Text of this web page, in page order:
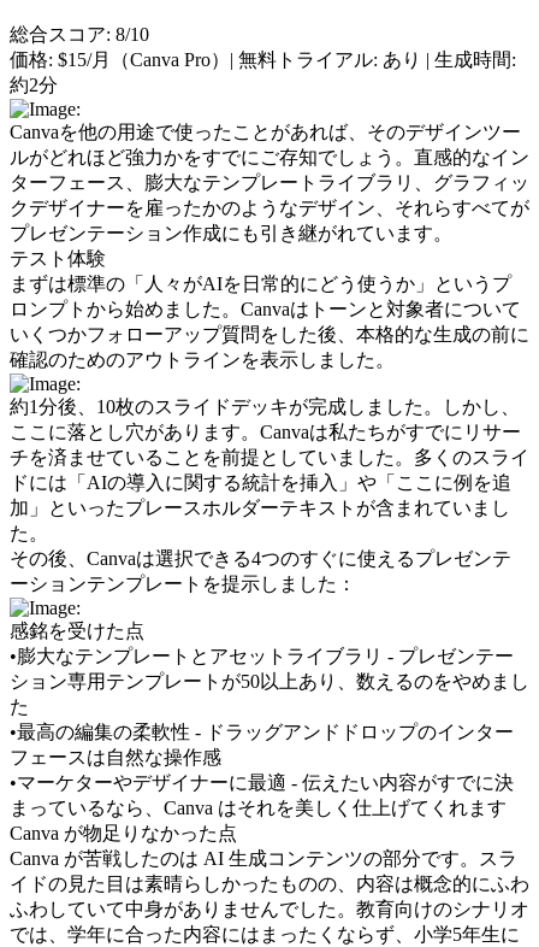
総合スコア: 8/10
価格: $15/月（Canva Pro）| 無料トライアル: あり | 生成時間:
約2分
Canvaを他の用途で使ったことがあれば、そのデザインツー
ルがどれほど強力かをすでにご存知でしょう。直感的なイン
ターフェース、膨大なテンプレートライブラリ、グラフィッ
クデザイナーを雇ったかのようなデザイン、それらすべてが
プレゼンテーション作成にも引き継がれています。
テスト体験
まずは標準の「人々がAIを日常的にどう使うか」というプ
ロンプトから始めました。Canvaはトーンと対象者について
いくつかフォローアップ質問をした後、本格的な生成の前に
確認のためのアウトラインを表示しました。
約1分後、10枚のスライドデッキが完成しました。しかし、
ここに落とし穴があります。Canvaは私たちがすでにリサー
チを済ませていることを前提としていました。多くのスライ
ドには「AIの導入に関する統計を挿入」や「ここに例を追
加」といったプレースホルダーテキストが含まれていまし
た。
その後、Canvaは選択できる4つのすぐに使えるプレゼンテ
ーションテンプレートを提示しました：
感銘を受けた点
•膨大なテンプレートとアセットライブラリ - プレゼンテー
ション専用テンプレートが50以上あり、数えるのをやめまし
た
•最高の編集の柔軟性 - ドラッグアンドドロップのインター
フェースは自然な操作感
•マーケターやデザイナーに最適 - 伝えたい内容がすでに決
まっているなら、Canva はそれを美しく仕上げてくれます
Canva が物足りなかった点
Canva が苦戦したのは AI 生成コンテンツの部分です。スラ
イドの見た目は素晴らしかったものの、内容は概念的にふわ
ふわしていて中身がありませんでした。教育向けのシナリオ
では、学年に合った内容にはまったくならず、小学5年生に